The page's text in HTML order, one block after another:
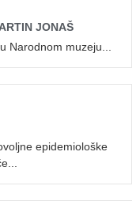
JONAŠ
Narodnom muzeju...
epidemiološke